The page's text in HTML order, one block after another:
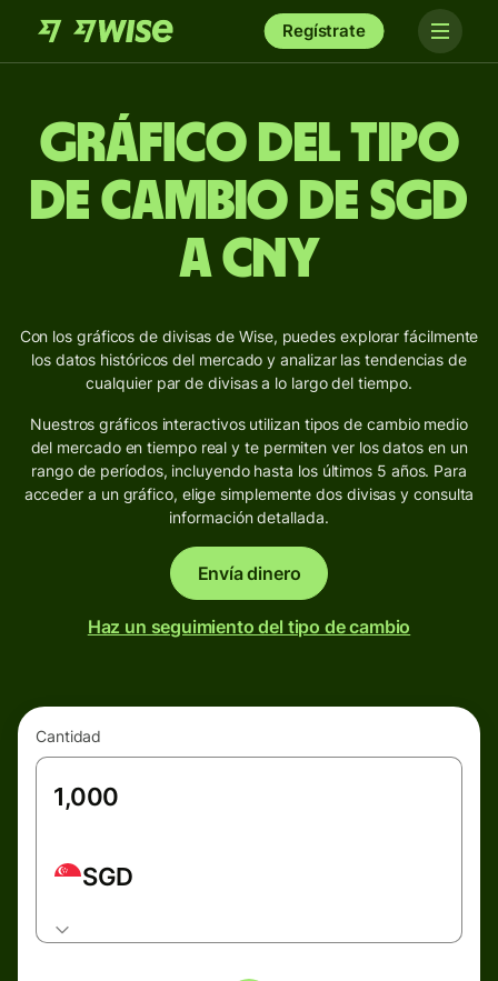
Regístrate
Gráfico del Tipo
de Cambio de SGD
a CNY
Con los gráficos de divisas de Wise, puedes explorar fácilmente
los datos históricos del mercado y analizar las tendencias de
cualquier par de divisas a lo largo del tiempo.
Nuestros gráficos interactivos utilizan tipos de cambio medio
del mercado en tiempo real y te permiten ver los datos en un
rango de períodos, incluyendo hasta los últimos 5 años. Para
acceder a un gráfico, elige simplemente dos divisas y consulta
información detallada.
Envía dinero
Haz un seguimiento del tipo de cambio
Cantidad
SGD